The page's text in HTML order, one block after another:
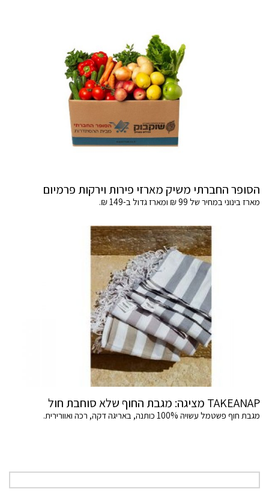
הסופר החברתי משיק מארזי פירות וירקות פרמיום
מארז בינוני במחיר של 99 ₪ ומארז גדול ב-149 ₪.
TAKEANAP מציגה: מגבת החוף שלא סוחבת חול
מגבת חוף פשטמל עשויה 100% כותנה, באריגה דקה, רכה ואוורירית.